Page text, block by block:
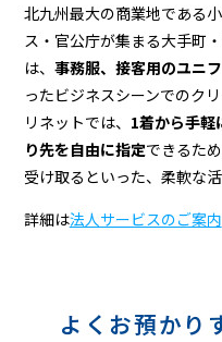
北九州最大の商業地である
ス・官公庁が集まる大手町
は、 事務服、接客用のユニ
ったビジネスシーンでのク
リネットでは、 1着から手軽
り先を自由に指定できるた
受け取るといった、柔軟な活
詳細は法人サービスのご案内
よくお預かり